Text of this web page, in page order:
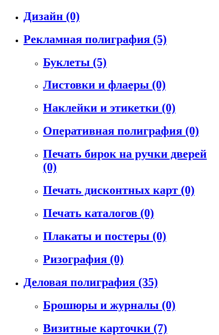
Дизайн (0)
Рекламная полиграфия (5)
Буклеты (5)
Листовки и флаеры (0)
Наклейки и этикетки (0)
Оперативная полиграфия (0)
Печать бирок на ручки дверей
(0)
Печать дисконтных карт (0)
Печать каталогов (0)
Плакаты и постеры (0)
Ризография (0)
Деловая полиграфия (35)
Брошюры и журналы (0)
Визитные карточки (7)